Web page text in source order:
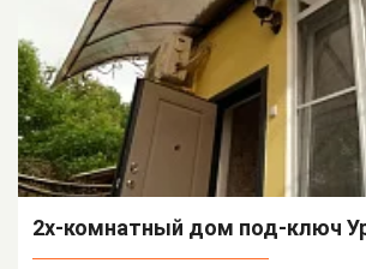
2х-комнатный дом под-ключ